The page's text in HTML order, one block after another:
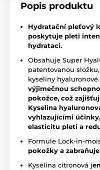
Popis produktu
Hydratační pleťový
poskytuje pleti
hydrataci.
Obsahuje Super
patentovanou
kyseliny
výjimečnou
pokožce, což
Kyselina
vyhlazujícími
elasticitu pleti a
Formule Lock-in-
pokožky a
Kyselina citronová j